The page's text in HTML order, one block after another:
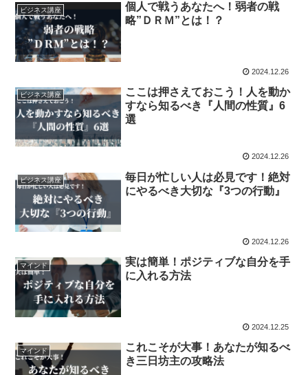
ビジネス講座
個人で戦うあなたへ！弱者の戦
略”ＤＲＭ”とは！？
2024.12.26
ビジネス講座
ここは押さえておこう！人を動か
すなら知るべき『人間の性質』6
選
2024.12.26
ビジネス講座
毎日が忙しい人は必見です！絶対
にやるべき大切な『3つの行動』
2024.12.26
マインド
実は簡単！ポジティブな自分を手
に入れる方法
2024.12.25
マインド
これこそが大事！あなたが知るべ
き三日坊主の攻略法